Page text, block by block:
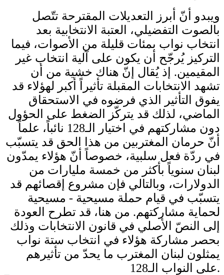
ويبدو أنّ أبرز التعديلات المقترحة تتّصل
بالصوت التفضيلي، العتبة الانتخابية بعد
انتخاب نواب بمئات قليلة من الأصوات، فيما
التركيز يُرجّح أن يكون على آلية انتخاب غير
المقيمين. إذ يُقال إنّ هناك خشية من أن
تشهد الانتخابات المقبلة تأثيراً أكبر لهؤلاء قد
يفوق التأثير الذي فرضوه في الاستحقاق
الماضي، لذلك قد يتركّز الضغط على الحؤول
دون مشاركتهم في اختيار الـ128 نائباً، علماً
أنّ حرمان المغتربين من هذا الحق قد يتسبّب
في ردّة فعل سلبية، خصوصاً أنّ هؤلاء يمدّون
لبنان سنوياً بأكثر من خمسة مليارات من
الدولارات، وبالتالي فإن مشروع إقصائهم قد
يتسبّب في قيام حملة مسيحية - مسيحية
لحماية مشاركتهم. من هنا، قد تطرح العودة
إلى النصّ الأصلي في قانون الانتخابات وذلك
بحصر مشاركة هؤلاء في انتخاب ستة نواب
يمثلون لبنان المغترب ما يحدّ من تأثيرهم
على النواب الـ128.